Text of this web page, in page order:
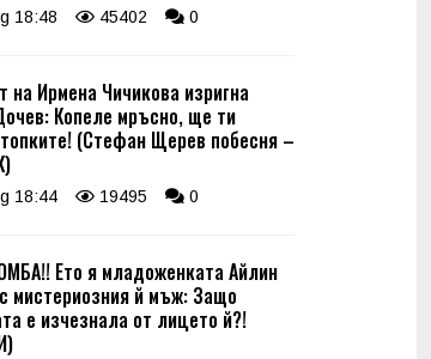
18:48 45402 0
на Ирмена Чичикова изригна
Копеле мръсно, ще ти
(Стефан Щерев побесня –
18:44 19495 0
Ето я младоженката Айлин
мистериозния й мъж: Защо
е изчезнала от лицето й?!